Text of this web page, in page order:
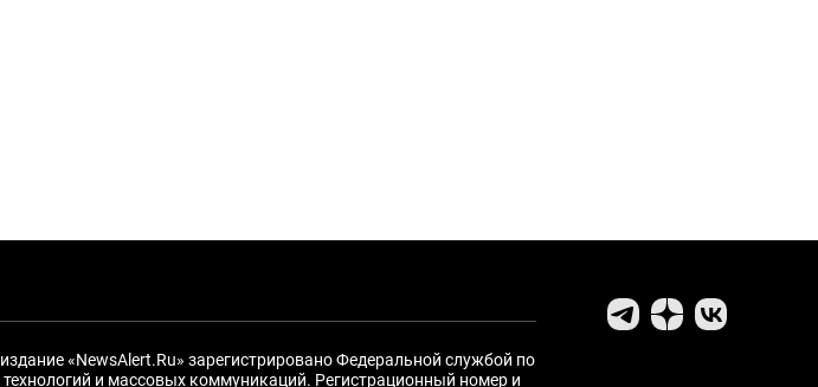
«NewsAlert.Ru» зарегистрировано Федеральной службой по
и массовых коммуникаций. Регистрационный номер и